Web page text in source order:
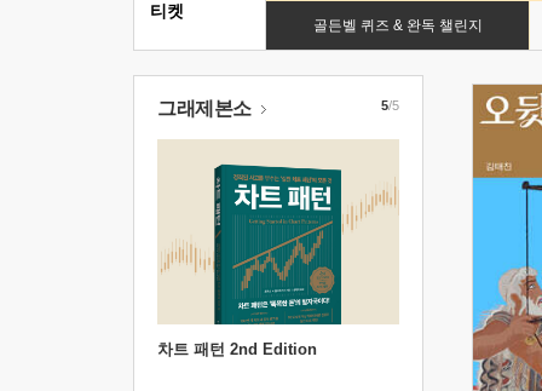
골든벨 퀴즈 & 완독 챌린지
티켓
그래제본소
차트 패턴 2nd Edition
5/5